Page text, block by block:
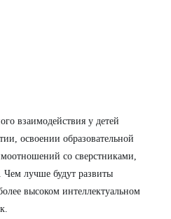
взаимодействия у детей
освоении образовательной
со сверстниками,
лучше будут развиты
высоком интеллектуальном